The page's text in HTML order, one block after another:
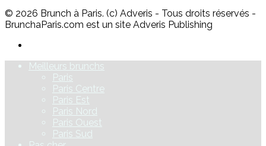
© 2026 Brunch à Paris. (c) Adveris - Tous droits réservés -
BrunchaParis.com est un site Adveris Publishing
Meilleurs brunchs
Paris
Paris Centre
Paris Est
Paris Nord
Paris Ouest
Paris Sud